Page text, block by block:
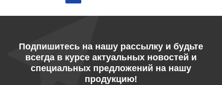
Подпишитесь на нашу рассылку и будьте
всегда в курсе актуальных новостей и
специальных предложений на нашу
продукцию!